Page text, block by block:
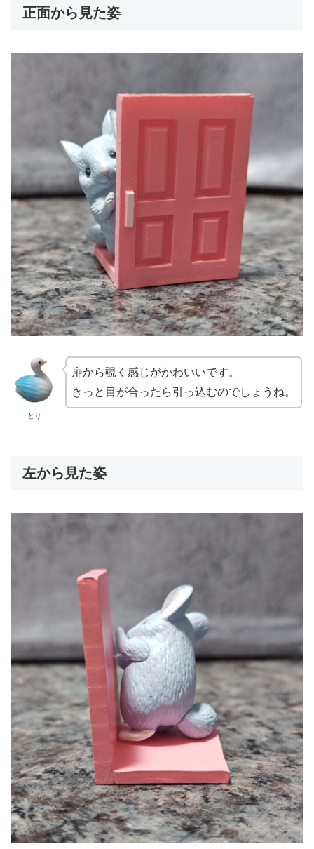
正面から見た姿
とり
扉から覗く感じがかわいいです。
きっと目が合ったら引っ込むのでしょうね。
左から見た姿